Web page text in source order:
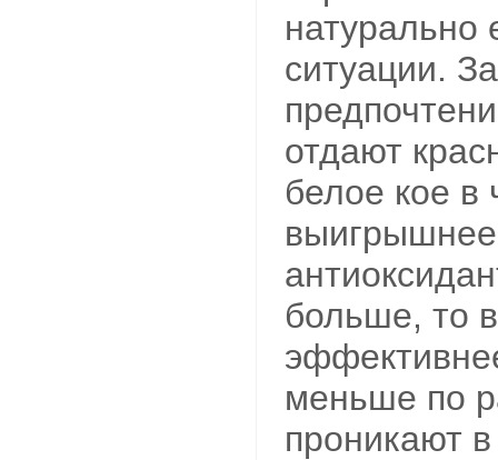
натурально
ситуации.
отдают
белое кое в
больше, то
меньше по
проникают